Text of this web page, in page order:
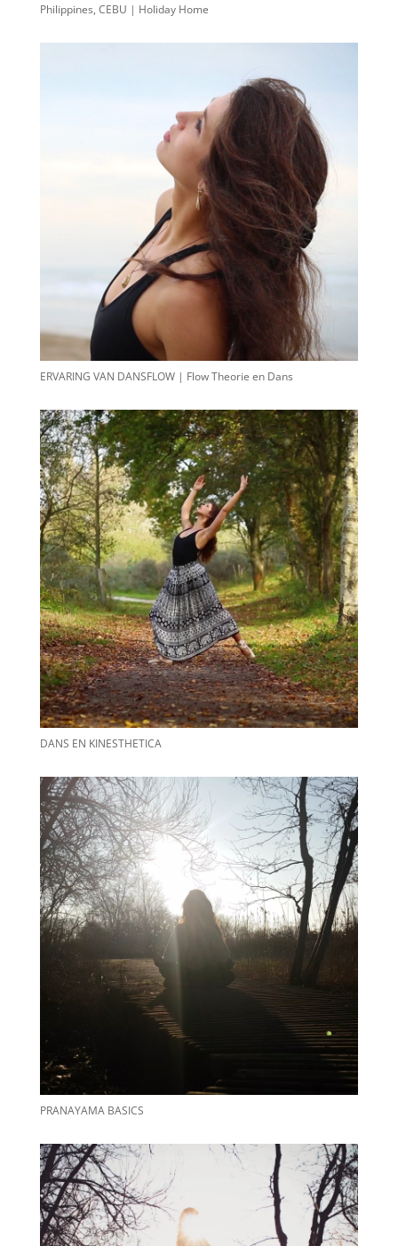
Philippines, CEBU | Holiday Home
ERVARING VAN DANSFLOW | Flow Theorie en Dans
DANS EN KINESTHETICA
PRANAYAMA BASICS